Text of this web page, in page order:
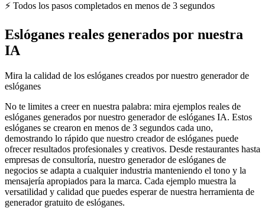
⚡ Todos los pasos completados en menos de 3 segundos
Eslóganes reales generados por nuestra
IA
Mira la calidad de los eslóganes creados por nuestro generador de
eslóganes
No te limites a creer en nuestra palabra: mira ejemplos reales de
eslóganes generados por nuestro generador de eslóganes IA. Estos
eslóganes se crearon en menos de 3 segundos cada uno,
demostrando lo rápido que nuestro creador de eslóganes puede
ofrecer resultados profesionales y creativos. Desde restaurantes hasta
empresas de consultoría, nuestro generador de eslóganes de
negocios se adapta a cualquier industria manteniendo el tono y la
mensajería apropiados para la marca. Cada ejemplo muestra la
versatilidad y calidad que puedes esperar de nuestra herramienta de
generador gratuito de eslóganes.